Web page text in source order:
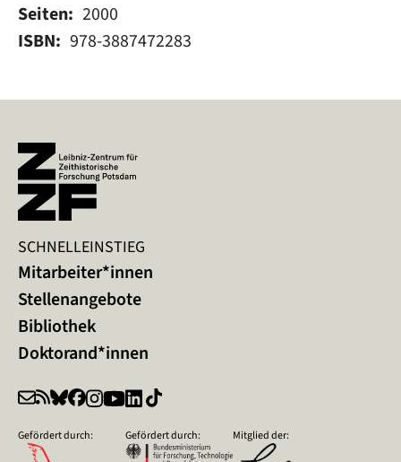
Seiten 2000
ISBN
978-3887472283
SCHNELLEINSTIEG
Mitarbeiter*innen
Stellenangebote
Bibliothek
Doktorand*innen
Gefördert durch: Gefördert durch: Mitglied der: